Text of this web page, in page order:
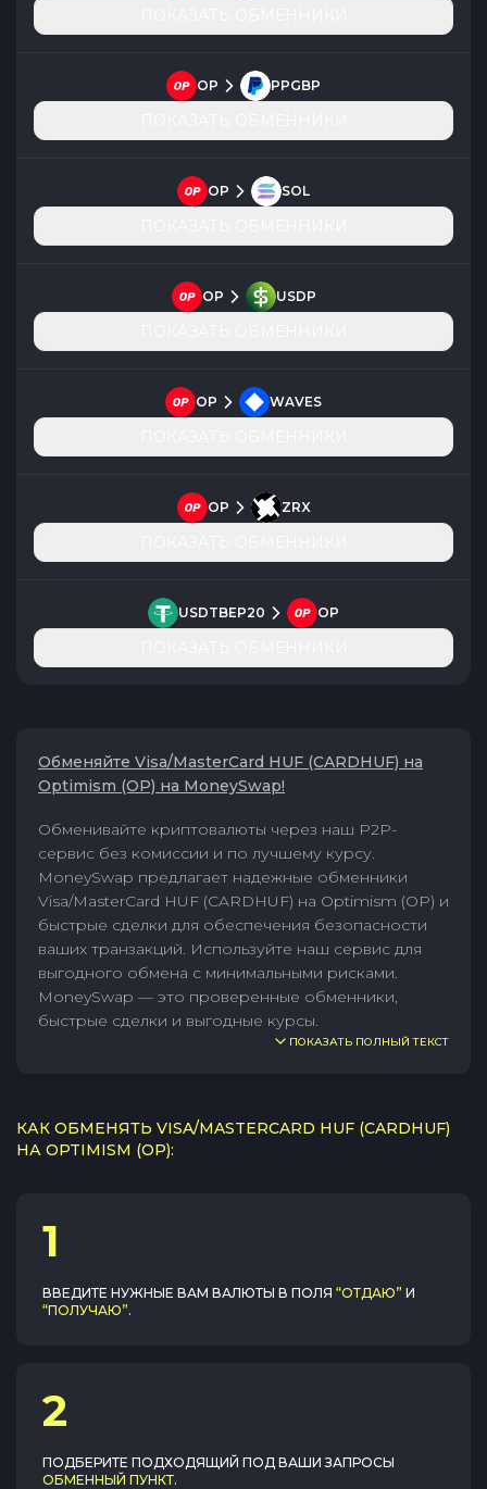
OP PPGBP
OP SOL
OP USDP
OP WAVES
OP ZRX
USDTBEP20 OP
Обменяйте Visa/MasterCard HUF (CARDHUF) на
Optimism (OP) на MoneySwap!
Обменивайте криптовалюты через наш P2P-
сервис без комиссии и по лучшему курсу.
MoneySwap предлагает надежные обменники
Visa/MasterCard HUF (CARDHUF) на Optimism (OP) и
быстрые сделки для обеспечения безопасности
ваших транзакций. Используйте наш сервис для
выгодного обмена с минимальными рисками.
MoneySwap — это проверенные обменники,
быстрые сделки и выгодные курсы.
ПОКАЗАТЬ ПОЛНЫЙ ТЕКСТ
КАК ОБМЕНЯТЬ VISA/MASTERCARD HUF (CARDHUF)
НА OPTIMISM (OP):
1
ВВЕДИТЕ НУЖНЫЕ ВАМ ВАЛЮТЫ В ПОЛЯ “ОТДАЮ” И
“ПОЛУЧАЮ”.
2
ПОДБЕРИТЕ ПОДХОДЯЩИЙ ПОД ВАШИ ЗАПРОСЫ
ОБМЕННЫЙ ПУНКТ.